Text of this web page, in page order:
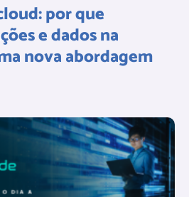
por que
e dados na
nova abordagem